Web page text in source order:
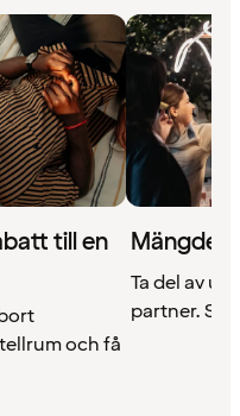
till en
och få
Mängder
Ta del av
partner. Se